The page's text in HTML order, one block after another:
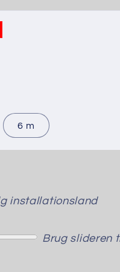
6 m
installationsland
Brug slideren